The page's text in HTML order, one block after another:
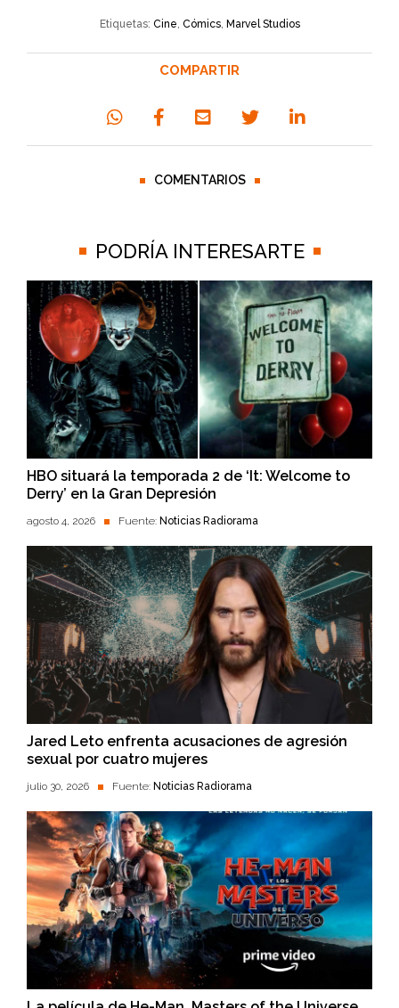
Etiquetas: Cine, Cómics, Marvel Studios
COMPARTIR
COMENTARIOS
PODRÍA INTERESARTE
HBO situará la temporada 2 de ‘It: Welcome to
Derry’ en la Gran Depresión
agosto 4, 2026 Fuente: Noticias Radiorama
Jared Leto enfrenta acusaciones de agresión
sexual por cuatro mujeres
julio 30, 2026 Fuente: Noticias Radiorama